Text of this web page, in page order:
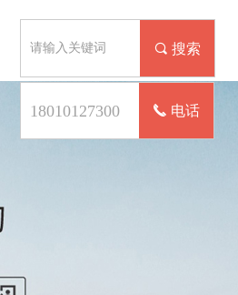
끠 搜索
끅 电话